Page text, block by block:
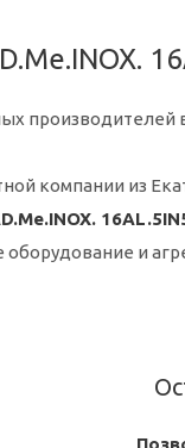
производителей
компании из
оборудование и